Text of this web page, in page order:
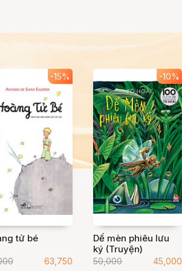
-15%
tử bé
63,750
-10%
Dế mèn phiêu lưu
ký (Truyện)
50,000 45,000